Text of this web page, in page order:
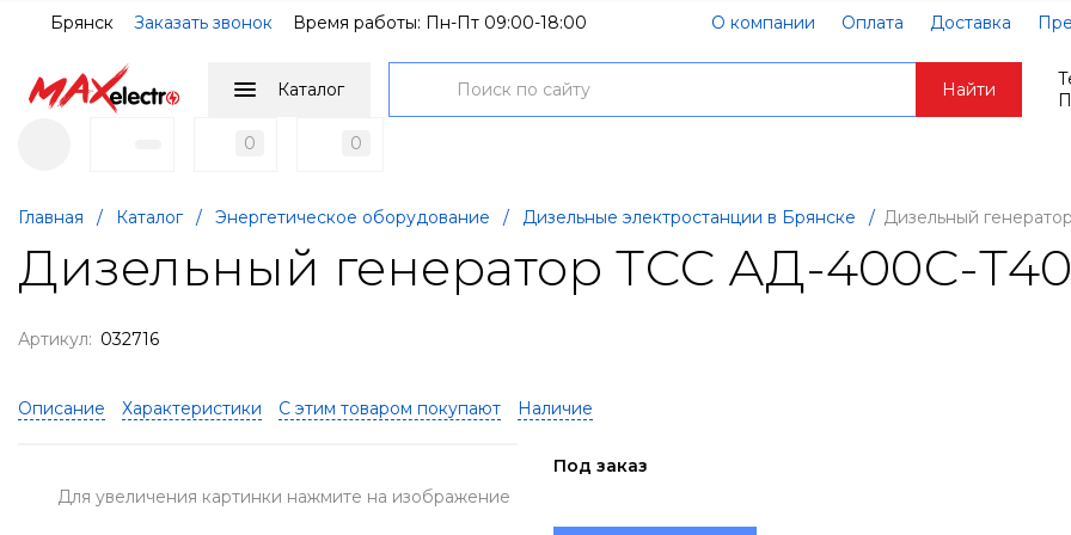
Брянск Заказать звонок Время работы: Пн-Пт 09:00-18:00 О компании Оплата Доставка
Каталог
0 0
Найти
Главная / Каталог / Энергетическое оборудование / Дизельные электростанции в Брянске / Дизельный
Дизельный генератор ТСС АД-400С-
Артикул: 032716
Описание Характеристики С этим товаром покупают Наличие
Для увеличения картинки нажмите на изображение
Под заказ